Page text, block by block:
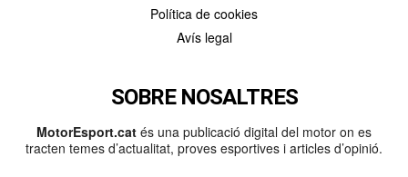
Política de cookies
Avís legal
SOBRE NOSALTRES
MotorEsport.cat és una publicació digital del motor on es
tracten temes d’actualitat, proves esportives i articles d’opinió.